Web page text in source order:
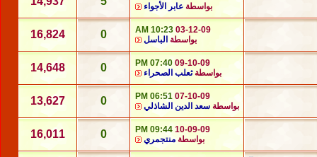
بواسطة عابر الأجواء
03-12-09
10:23 AM
بواسطة الباسل 0
16,824
09-10-09
07:40 PM
بواسطةثعلب الصحراء 0
14,648
07-10-09
06:51 PM
بواسطة سعد الدين الشاذلي 0
13,627
10-09-09
09:44 PM
بواسطة منتجمري 0
16,011